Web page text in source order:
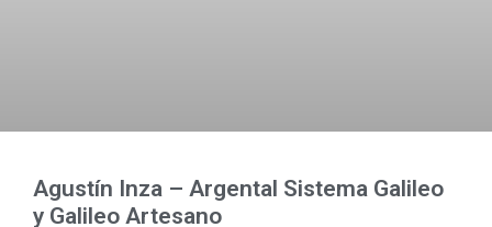
Agustín Inza – Argental Sistema Galileo
y Galileo Artesano